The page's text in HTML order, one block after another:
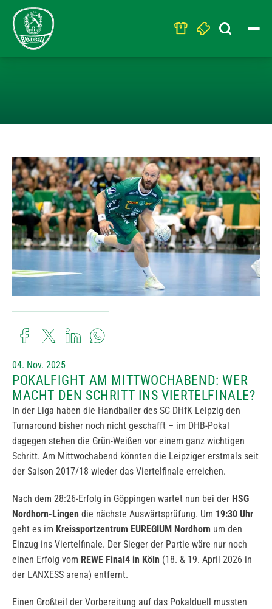
Search
for:
04. Nov. 2025
POKALFIGHT AM MITTWOCHABEND: WER
MACHT DEN SCHRITT INS VIERTELFINALE?
In der Liga haben die Handballer des SC DHfK Leipzig den
Turnaround bisher noch nicht geschafft – im DHB-Pokal
dagegen stehen die Grün-Weißen vor einem ganz wichtigen
Schritt. Am Mittwochabend könnten die Leipziger erstmals seit
der Saison 2017/18 wieder das Viertelfinale erreichen.
Nach dem 28:26-Erfolg in Göppingen wartet nun bei der HSG
Nordhorn-Lingen die nächste Auswärtsprüfung. Um 19:30 Uhr
geht es im Kreissportzentrum EUREGIUM Nordhorn um den
Einzug ins Viertelfinale. Der Sieger der Partie wäre nur noch
einen Erfolg vom REWE Final4 in Köln (18. & 19. April 2026 in
der LANXESS arena) entfernt.
Einen Großteil der Vorbereitung auf das Pokalduell mussten